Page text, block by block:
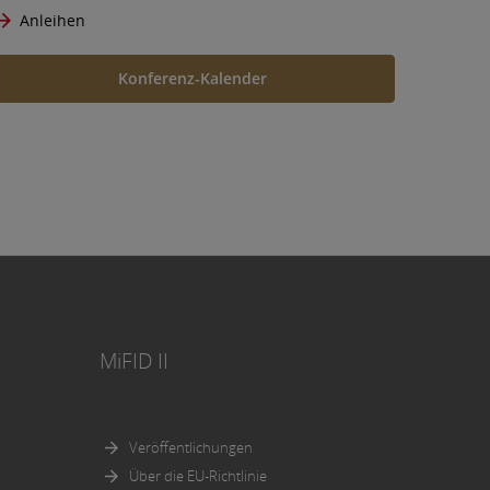
eine
in
Anleihen
Konferenz-Kalender
MiFID II
Veröffentlichungen
Über die EU-Richtlinie